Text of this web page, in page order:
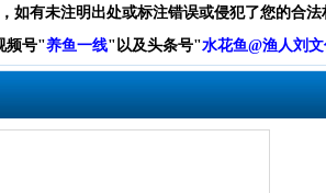
如有未注明出处或标注错误或侵犯了您的合法
频号"养鱼一线"以及头条号"水花鱼@渔人刘